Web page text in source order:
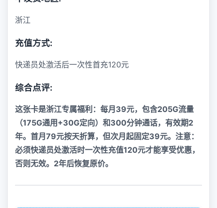
浙江
充值方式:
快递员处激活后一次性首充120元
综合点评:
这张卡是浙江专属福利：每月39元，包含205G流量
（175G通用+30G定向）和300分钟通话，有效期2
年。首月79元按天折算，但次月起固定39元。注意：
必须快递员处激活时一次性充值120元才能享受优惠，
否则无效。2年后恢复原价。